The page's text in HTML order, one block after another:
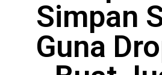
Simpan
Guna